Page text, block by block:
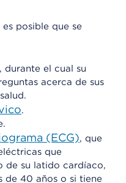
posible que se
durante el cual su
acerca de sus
.
(ECG), que
que
de su latido cardíaco,
de 40 años o si tiene